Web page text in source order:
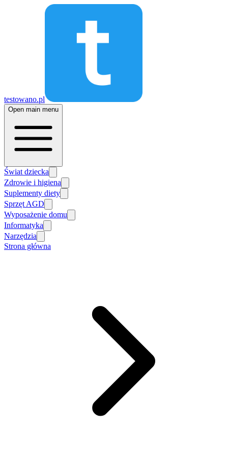
testowano.pl
Open main menu
Świat dziecka
Zdrowie i higiena
Suplementy diety
Sprzęt AGD
Wyposażenie domu
Informatyka
Narzędzia
Strona główna